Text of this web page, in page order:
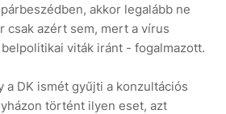
akkor legalább ne
csak azért sem, mert a vírus
viták iránt - fogalmazott.
a DK ismét gyűjti a konzultációs
történt ilyen eset, azt